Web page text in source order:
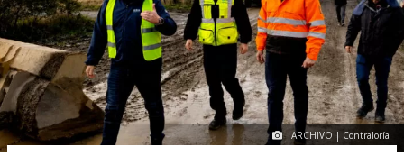
ARCHIVO | Contraloría